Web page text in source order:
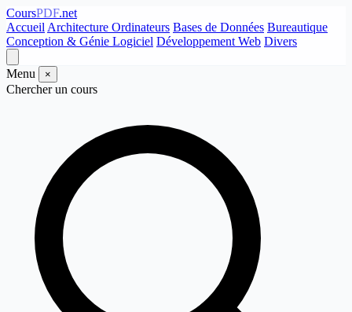
CoursPDF.net
Accueil Architecture Ordinateurs Bases de Données Bureautique
Conception & Génie Logiciel Développement Web Divers
Menu ×
Chercher un cours